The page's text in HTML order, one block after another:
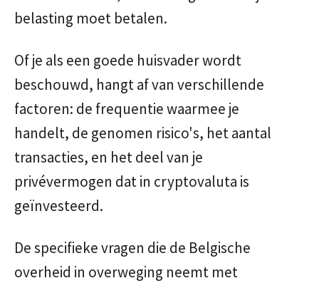
belasting moet betalen.
Of je als een goede huisvader wordt
beschouwd, hangt af van verschillende
factoren: de frequentie waarmee je
handelt, de genomen risico's, het aantal
transacties, en het deel van je
privévermogen dat in cryptovaluta is
geïnvesteerd.
De specifieke vragen die de Belgische
overheid in overweging neemt met